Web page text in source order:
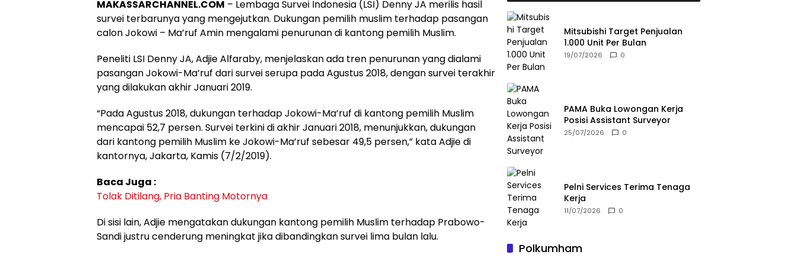
MAKASSARCHANNEL.COM – Lembaga Survei Indonesia (LSI) Denny JA merilis hasil
survei terbarunya yang mengejutkan. Dukungan pemilih muslim terhadap pasangan
calon Jokowi – Ma’ruf Amin mengalami penurunan di kantong pemilih Muslim.
Peneliti LSI Denny JA, Adjie Alfaraby, menjelaskan ada tren penurunan yang dialami
pasangan Jokowi-Ma’ruf dari survei serupa pada Agustus 2018, dengan survei terakhir
yang dilakukan akhir Januari 2019.
“Pada Agustus 2018, dukungan terhadap Jokowi-Ma’ruf di kantong pemilih Muslim
mencapai 52,7 persen. Survei terkini di akhir Januari 2018, menunjukkan, dukungan
dari kantong pemilih Muslim ke Jokowi-Ma’ruf sebesar 49,5 persen,” kata Adjie di
kantornya, Jakarta, Kamis (7/2/2019).
Baca Juga :
Tolak Ditilang, Pria Banting Motornya
Di sisi lain, Adjie mengatakan dukungan kantong pemilih Muslim terhadap Prabowo-
Sandi justru cenderung meningkat jika dibandingkan survei lima bulan lalu.
Mitsubishi Target Penjualan
1.000 Unit Per Bulan
19/07/2026 0
PAMA Buka Lowongan Kerja
Posisi Assistant Surveyor
25/07/2026 0
Pelni Services Terima Tenaga
Kerja
11/07/2026 0
Polkumham